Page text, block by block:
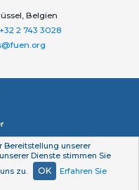
Belgien
+32 2 743 3028
Bereitstellung unserer
Dienste stimmen Sie
zu.
OK
Erfahren Sie